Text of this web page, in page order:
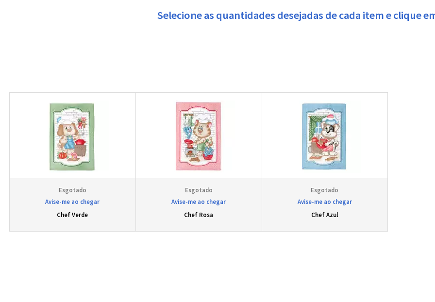
Selecione as quantidades desejadas de cada item e clique
Avise-me ao chegar
Chef Verde
Avise-me ao chegar
Chef Rosa
Avise-me ao chegar
Chef Azul